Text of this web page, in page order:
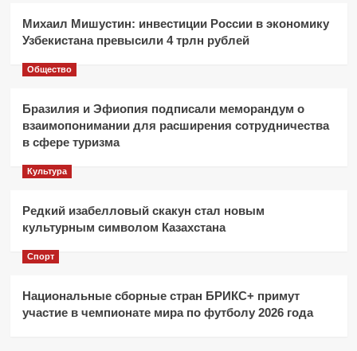
Михаил Мишустин: инвестиции России в экономику
Узбекистана превысили 4 трлн рублей
Общество
Бразилия и Эфиопия подписали меморандум о
взаимопонимании для расширения сотрудничества
в сфере туризма
Культура
Редкий изабелловый скакун стал новым
культурным символом Казахстана
Спорт
Национальные сборные стран БРИКС+ примут
участие в чемпионате мира по футболу 2026 года